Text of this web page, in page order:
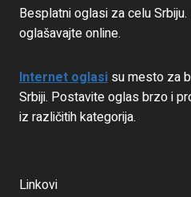
Besplatni oglasi za celu
oglašavajte online.
Internet oglasi su mesto za
Srbiji. Postavite oglas brzo i
iz različitih kategorija.
Linkovi